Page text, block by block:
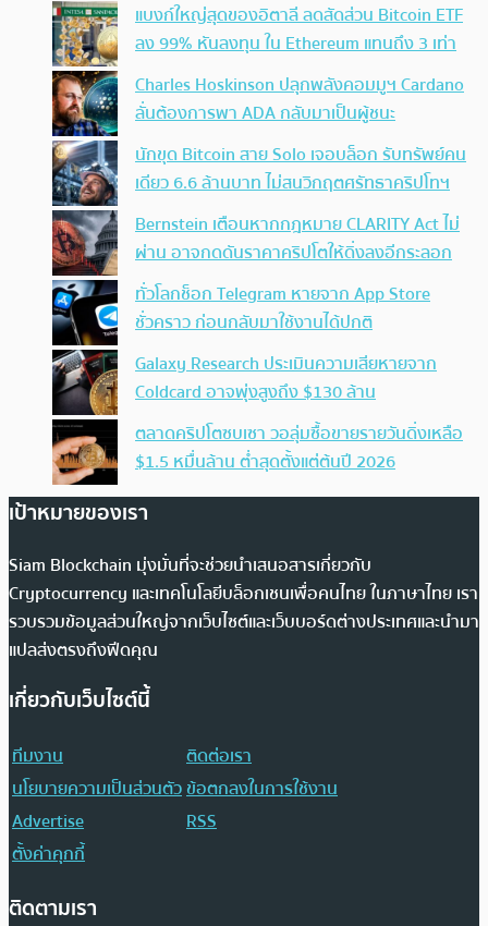
แบงก์ใหญ่สุดของอิตาลี ลดสัดส่วน Bitcoin ETF
ลง 99% หันลงทุน ใน Ethereum แทนถึง 3 เท่า
Charles Hoskinson ปลุกพลังคอมมูฯ Cardano
ลั่นต้องการพา ADA กลับมาเป็นผู้ชนะ
นักขุด Bitcoin สาย Solo เจอบล็อก รับทรัพย์คน
เดียว 6.6 ล้านบาท ไม่สนวิกฤตศรัทธาคริปโทฯ
Bernstein เตือนหากกฎหมาย CLARITY Act ไม่
ผ่าน อาจกดดันราคาคริปโตให้ดิ่งลงอีกระลอก
ทั่วโลกช็อก Telegram หายจาก App Store
ชั่วคราว ก่อนกลับมาใช้งานได้ปกติ
Galaxy Research ประเมินความเสียหายจาก
Coldcard อาจพุ่งสูงถึง $130 ล้าน
ตลาดคริปโตซบเซา วอลุ่มซื้อขายรายวันดิ่งเหลือ
$1.5 หมื่นล้าน ต่ำสุดตั้งแต่ต้นปี 2026
เป้าหมายของเรา
Siam Blockchain มุ่งมั่นที่จะช่วยนำเสนอสารเกี่ยวกับ
Cryptocurrency และเทคโนโลยีบล็อกเชนเพื่อคนไทย ในภาษาไทย เรา
รวบรวมข้อมูลส่วนใหญ่จากเว็บไซต์และเว็บบอร์ดต่างประเทศและนำมา
แปลส่งตรงถึงฟีดคุณ
เกี่ยวกับเว็บไซต์นี้
ทีมงาน
ติดต่อเรา
นโยบายความเป็นส่วนตัวข้อตกลงในการใช้งาน
Advertise
RSS
ตั้งค่าคุกกี้
ติดตามเรา